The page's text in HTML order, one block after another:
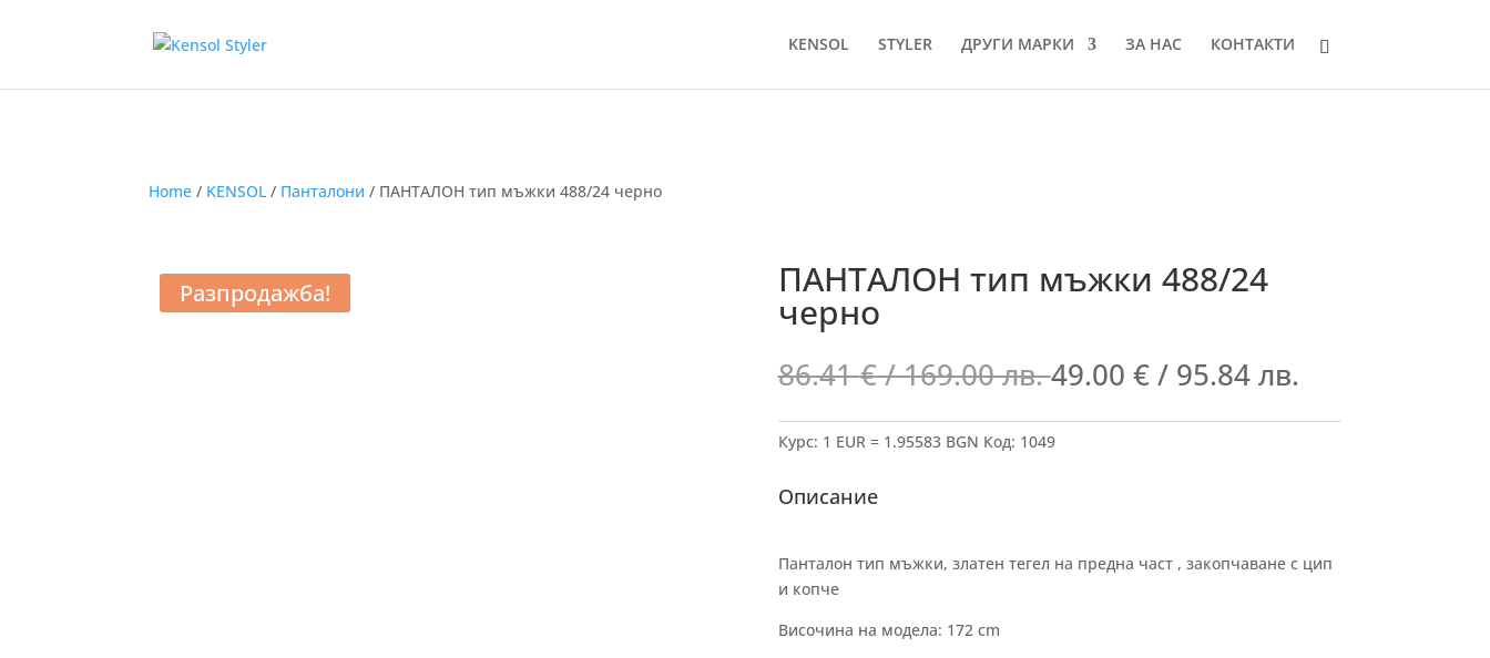
KENSOL STYLER ДРУГИ МАРКИ ЗА НАС КОНТАКТИ
Home / KENSOL / Панталони / ПАНТАЛОН тип мъжки 488/24 черно
Разпродажба! ПАНТАЛОН тип мъжки 488/24
черно
86.41€/ 169.00 лв.49.00 €/ 95.84 лв.
Курс: 1 EUR = 1.95583 BGN Код: 1049
Описание
Панталон тип мъжки, златен тегел на предна част , закопчаване с цип
и копче
Височина на модела: 172 cm